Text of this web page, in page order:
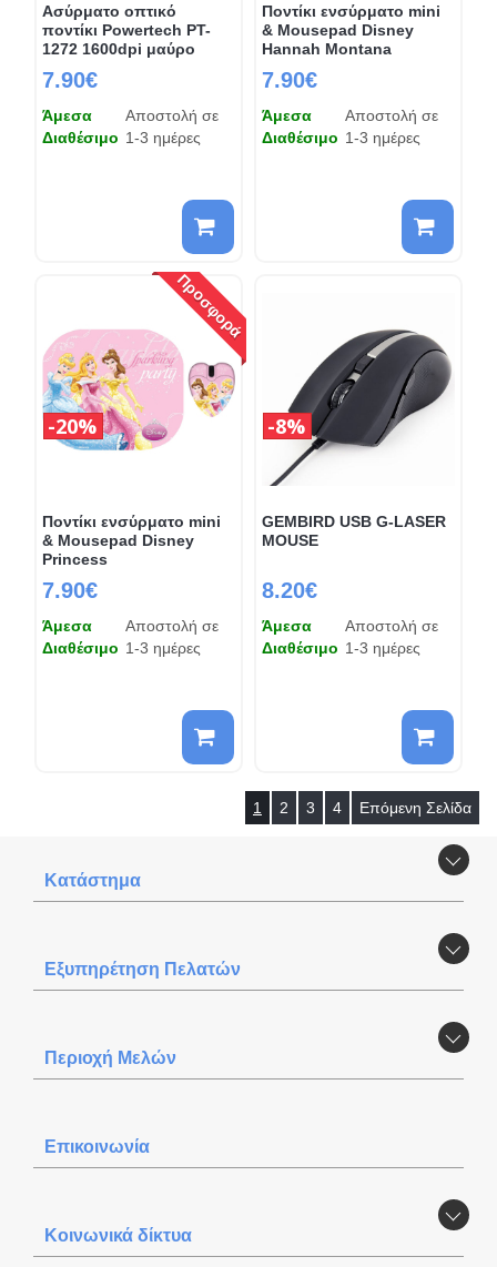
Ασύρματο οπτικό
ποντίκι Powertech PT-
1272 1600dpi μαύρο
7.90€
Άμεσα
Διαθέσιμο
Αποστολή σε
1-3 ημέρες
Ποντίκι ενσύρματο mini
& Mousepad Disney
Hannah Montana
7.90€
Άμεσα
Διαθέσιμο
Αποστολή σε
1-3 ημέρες
Προσφορά
Ποντίκι ενσύρματο mini
& Mousepad Disney
Princess
7.90€
20%
Άμεσα
Διαθέσιμο
Αποστολή σε
1-3 ημέρες
GEMBIRD USB G-LASER
MOUSE
8.20€
8%
Άμεσα
Διαθέσιμο
Αποστολή σε
1-3 ημέρες
1 2 3 4 Επόμενη Σελίδα
Κατάστημα
Εξυπηρέτηση Πελατών
Περιοχή Mελών
Επικοινωνία
Κοινωνικά δίκτυα